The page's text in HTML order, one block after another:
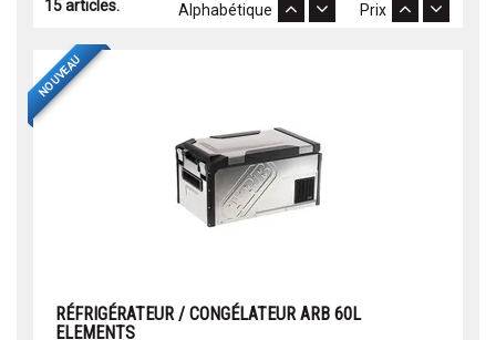
15 articles. Prix
Alphabétique
NOUVEAU
RÉFRIGÉRATEUR / CONGÉLATEUR ARB 60L
ELEMENTS